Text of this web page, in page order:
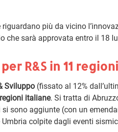
più da vicino
che sarà approvata entro il 18
R&S in 11 regioni
Sviluppo (fissato al 12%
italiane. Si tratta di
sono aggiunte (con un
colpite dagli eventi